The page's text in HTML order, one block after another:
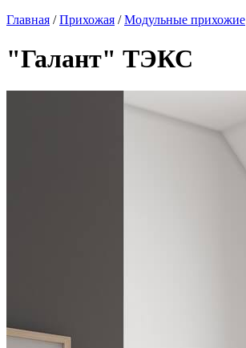
Главная /Прихожая /Модульные прихожие
"Галант" ТЭКС